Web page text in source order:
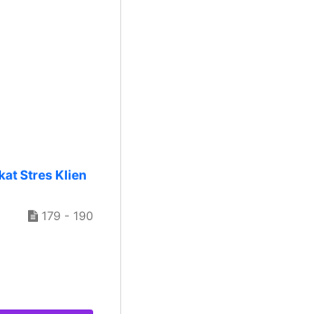
Stres Klien
179 - 190